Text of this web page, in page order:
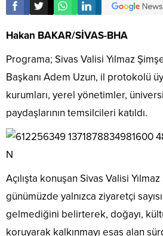
Hakan BAKAR/SİVAS-BHA
Programa; Sivas Valisi Yılmaz
Başkanı Adem Uzun, il protokolü
kurumları, yerel yönetimler,
paydaşlarının temsilcileri katıldı.
Açılışta konuşan Sivas Valisi
günümüzde yalnızca ziyaretçi
gelmediğini belirterek, doğayı,
koruyarak kalkınmayı esas alan